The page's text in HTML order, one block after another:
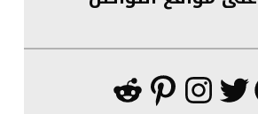
تويترإنستجرام
بينتريست
ريديت